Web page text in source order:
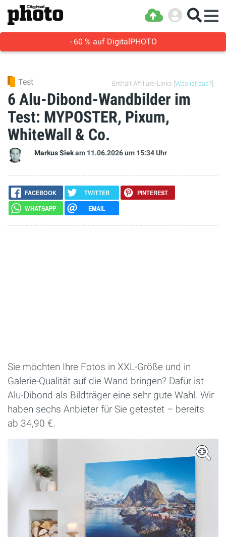
- 60 % auf DigitalPHOTO
Enthält Affiliate-Links [ Was ist das?
Test
6 Alu-Dibond-Wandbilder im
Test: MYPOSTER, Pixum,
WhiteWall & Co.
Markus Siekam 11.06.2026um 15:34 Uhr
FACEBOOK TWITTER
PINTEREST
WHATSAPP
EMAIL
Sie möchten Ihre Fotos in XXL-Größe und in
Galerie-Qualität auf die Wand bringen? Dafür ist
Alu-Dibond als Bildträger eine sehr gute Wahl. Wir
haben sechs Anbieter für Sie getestet – bereits
ab 34,90 €.